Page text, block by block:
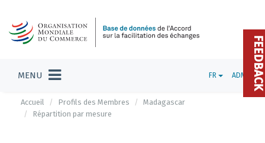
MENU FR ADMIN
Accueil Profils des Membres
Madagascar
Répartition par mesure
FEEDBACK